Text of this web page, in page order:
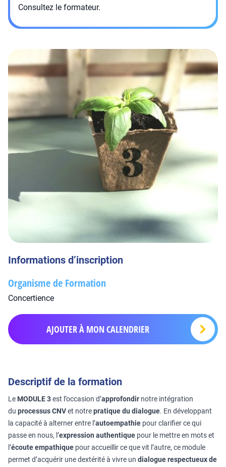
Consultez le formateur.
Informations d’inscription
Organisme de Formation
Concertience
AJOUTER À MON CALENDRIER
Descriptif de la formation
Le MODULE 3est l’occasion d’approfondir notre intégration
du processus CNVet notrepratique du dialogue. En développant
la capacité à alterner entre l’autoempathie pour clarifier ce qui
passe en nous, l’expression authentique pour le mettre en mots et
l’écoute empathique pour accueillir ce que vit l’autre, ce module
permet d’acquérir une dextérité à vivre un dialogue respectueux de